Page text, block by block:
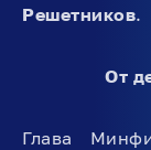
Решетников.
От
Глава